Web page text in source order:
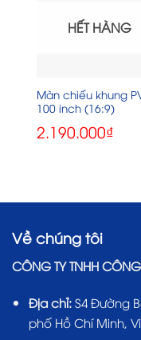
HẾT HÀNG
Màn chiếu khung
100 inch (16:9)
2.190.000₫
Về chúng tôi
CÔNG TY TNHH
Địa chỉ: S4 Đường
phố Hồ Chí Minh,